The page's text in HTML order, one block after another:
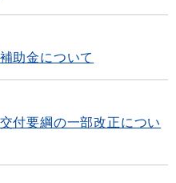
助金について
付要綱の一部改正につい